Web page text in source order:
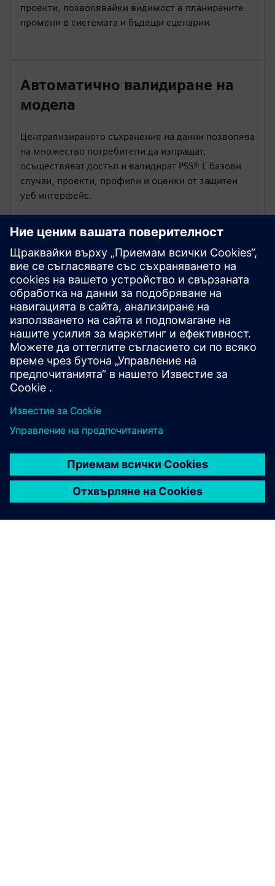
проекти, позволявайки видимост в планираните
промени в системата и бъдещи сценарии.
Автоматично валидиране на
модела
Централизираното съхранение на данни позволява
на множество потребители да изпращат,
осъществяват достъп и валидират PSS® E базови
случаи, проекти, профили и оценки от защитен
уеб интерфейс.
Монтаж на калъфи при
поискване
Автоматично събирайте пълни, готови да
симулират случаи на планиране за всяка дата на
изследване, като използвате интегрирани данни
за проекти, профили и оценки.